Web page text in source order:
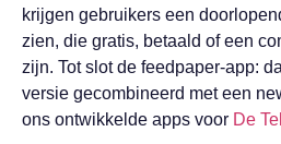
krijgen gebruikers een
zien, die gratis, betaald of een
zijn. Tot slot de feedpaper-app:
versie gecombineerd met een
ons ontwikkelde apps voor De